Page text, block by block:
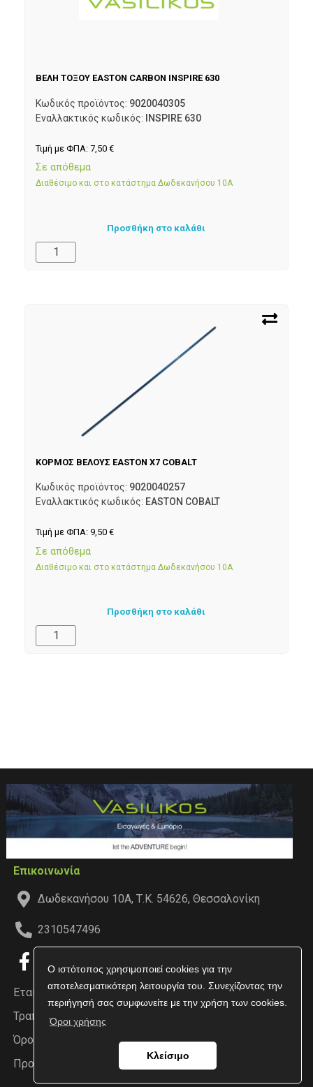
Ο ιστότοπος χρησιμοποιεί cookies για την
αποτελεσματικότερη λειτουργία του. Συνεχίζοντας την
περιήγησή σας συμφωνείτε με την χρήση των cookies.
Όροι χρήσης
Κλείσιμο
ΒΕΛΗ ΤΟΞΟΥ EASTON CARBON INSPIRE 630
Κωδικός προϊόντος: 9020040305
Εναλλακτικός κωδικός:
INSPIRE 630
Τιμή με ΦΠΑ: 7,50 €
Σε απόθεμα
Διαθέσιμο και στο κατάστημα Δωδεκανήσου 10Α
Προσθήκη στο καλάθι
ΚΟΡΜΟΣ ΒΕΛΟΥΣ EASTON X7 COBALT
Κωδικός προϊόντος: 9020040257
Εναλλακτικός κωδικός: EASTON COBALT
Τιμή με ΦΠΑ: 9,50 €
Σε απόθεμα
Διαθέσιμο και στο κατάστημα Δωδεκανήσου 10Α
Προσθήκη στο καλάθι
Επικοινωνία
Δωδεκανήσου 10Α, Τ.Κ. 54626, Θεσσαλονίκη
2310547496
Εταιρεία
Τραπεζικοί Λογαριασμοί
Όροι χρήσης
Προσωπικά δεδομένα